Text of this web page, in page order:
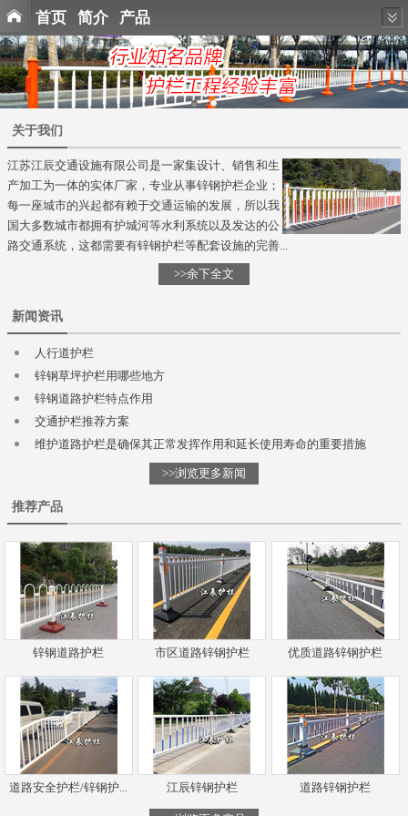
首页 简介 产品
关于我们
江苏江辰交通设施有限公司是一家集设计、销售和生
产加工为一体的实体厂家，专业从事锌钢护栏企业；
每一座城市的兴起都有赖于交通运输的发展，所以我
国大多数城市都拥有护城河等水利系统以及发达的公
路交通系统，这都需要有锌钢护栏等配套设施的完善...
>>余下全文
新闻资讯
人行道护栏
锌钢草坪护栏用哪些地方
锌钢道路护栏特点作用
交通护栏推荐方案
维护道路护栏是确保其正常发挥作用和延长使用寿命的重要措施
>>浏览更多新闻
推荐产品
锌钢道路护栏 市区道路锌钢护栏 优质道路锌钢护栏
道路安全护栏/锌钢护... 江辰锌钢护栏 道路锌钢护栏